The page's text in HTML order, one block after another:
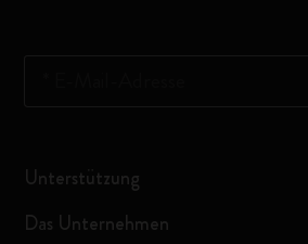
Unterstützung
Das Unternehmen